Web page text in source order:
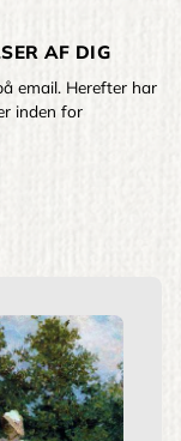
AF DIG
email. Herefter har
inden for